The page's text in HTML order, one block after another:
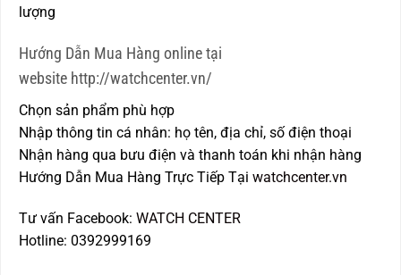
lượng
Hướng Dẫn Mua Hàng online tại
website http://watchcenter.vn/
Chọn sản phẩm phù hợp
Nhập thông tin cá nhân: họ tên, địa chỉ, số điện thoại
Nhận hàng qua bưu điện và thanh toán khi nhận hàng
Hướng Dẫn Mua Hàng Trực Tiếp Tại watchcenter.vn
Tư vấn Facebook: WATCH CENTER
Hotline: 0392999169